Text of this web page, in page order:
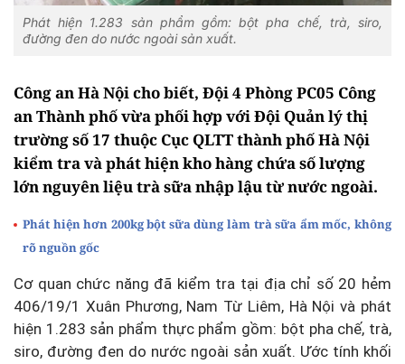
Phát hiện 1.283 sản phẩm gồm: bột pha chế, trà, siro,
đường đen do nước ngoài sản xuất.
Công an Hà Nội cho biết, Đội 4 Phòng PC05 Công
an Thành phố vừa phối hợp với Đội Quản lý thị
trường số 17 thuộc Cục QLTT thành phố Hà Nội
kiểm tra và phát hiện kho hàng chứa số lượng
lớn nguyên liệu trà sữa nhập lậu từ nước ngoài.
Phát hiện hơn 200kg bột sữa dùng làm trà sữa ẩm mốc, không
rõ nguồn gốc
Cơ quan chức năng đã kiểm tra tại địa chỉ số 20 hẻm
406/19/1 Xuân Phương, Nam Từ Liêm, Hà Nội và phát
hiện 1.283 sản phẩm thực phẩm gồm: bột pha chế, trà,
siro, đường đen do nước ngoài sản xuất. Ước tính khối